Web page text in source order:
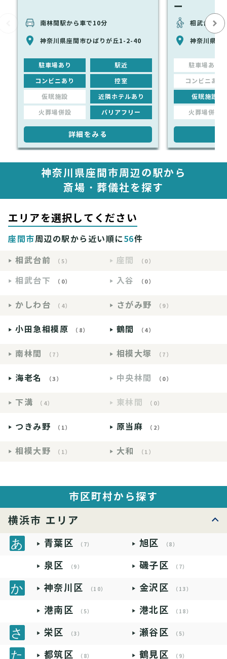
南林間駅から車で10分
神奈川県座間市ひばりが丘1-2-40
駐車場あり 駅近
コンビニあり 控室
仮眠施設 近隣ホテルあり
火葬場併設 バリアフリー
詳細をみる
ー
相武台前駅
神奈川県座
駐車場あり
コンビニあり
仮眠施設
火葬場併設
神奈川県座間市周辺の駅から
斎場・葬儀社を探す
エリアを選択してください
座間市周辺の駅から近い順に56件
相武台前
（5） 座間 （0）
相武台下 （0） 入谷 （0）
かしわ台 （4） さがみ野 （9）
小田急相模原 （8） 鶴間 （4）
南林間 （7） 相模大塚 （7）
海老名 （3） 中央林間 （0）
下溝 （4） 東林間 （0）
つきみ野 （1） 原当麻 （2）
相模大野 （1） 大和 （1）
市区町村から探す
横浜市 エリア
青葉区 （7） 旭区 （8）
泉区 （9） 磯子区 （7）
神奈川区 （10） 金沢区 （13）
港南区 （5） 港北区 （18）
栄区 （3） 瀬谷区 （5）
都筑区 （8） 鶴見区 （9）